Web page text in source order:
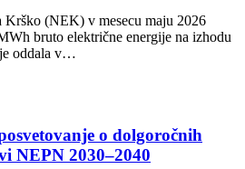
Krško (NEK) v mesecu maju 2026
bruto električne energije na izhodu
je oddala v…
o dolgoročnih
NEPN 2030–2040